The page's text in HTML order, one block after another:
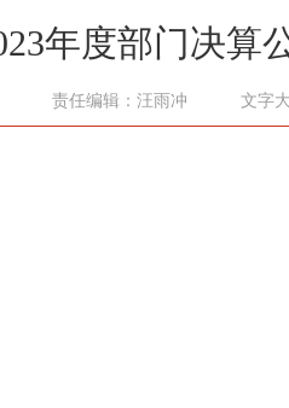
年度部门决算
责任编辑：汪雨冲 文字